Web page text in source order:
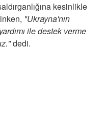
kesinlikle
"Ukrayna'nın
ile destek verme
dedi.